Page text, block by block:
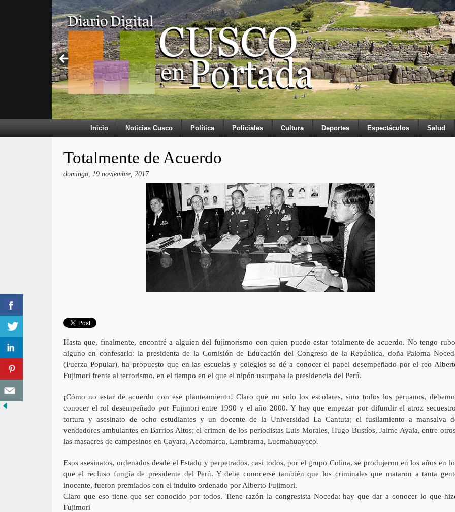
Inicio Noticias Cusco Política Policiales Cultura Deportes Espectáculos Salud
Totalmente de Acuerdo
domingo, 19 noviembre, 2017
Hasta que, finalmente, encontré a alguien del fujimorismo con quien puedo estar totalmente de acuerdo. No tengo
alguno en confesarlo: la presidenta de la Comisión de Educación del Congreso de la República, doña Paloma
(Fuerza Popular), ha propuesto que en las escuelas y colegios se dé a conocer el papel desempeñado por el reo
Fujimori frente al terrorismo, en el tiempo en el que el nipón usurpaba la presidencia del Perú.
¡Cómo no estar de acuerdo con ese planteamiento! Claro que no solo los escolares, sino todos los peruanos,
conocer el rol desempeñado por Fujimori entre 1990 y el año 2000. Y hay que empezar por difundir el atroz
tortura y asesinato de ocho estudiantes y un docente de la Universidad La Cantuta; el fusilamiento a mansalva
vendedores ambulantes en Barrios Altos; el crimen de los periodistas Luis Morales, Hugo Bustíos, Jaime Ayala, entre
las masacres de campesinos en Cayara, Accomarca, Lambrama, Lucmahuaycco.
Esos asesinatos, ordenados desde el Estado y perpetrados, casi todos, por el grupo Colina, se produjeron en los años en
que el recluso fungía de presidente del Perú. Y debe conocerse también que los criminales que mataron a tanta
inocente, fueron premiados con el indulto ordenado por Alberto Fujimori.
Claro que eso tiene que ser conocido por todos. Tiene razón la congresista Noceda: hay que dar a conocer lo que
Fujimori